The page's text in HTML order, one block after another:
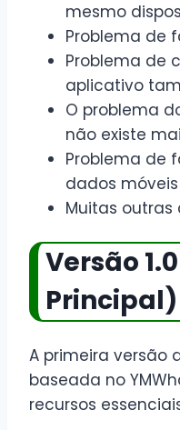
mesmo
Problema de
Problema de
aplicativo
O problema
não existe
Problema de
dados
Muitas outras
Versão
Principal)
A primeira versão
baseada no
recursos